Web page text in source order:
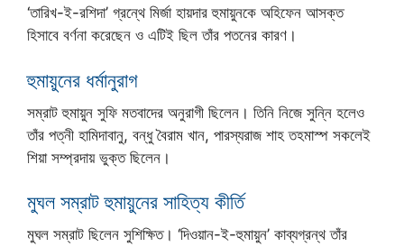
‘তারিখ-ই-রশিদা’ গ্রন্থে মির্জা হায়দার হুমায়ুনকে অহিফেন আসক্ত
হিসাবে বর্ণনা করেছেন ও এটিই ছিল তাঁর পতনের কারণ।
হুমায়ুনের ধর্মানুরাগ
সম্রাট হুমায়ুন সুফি মতবাদের অনুরাগী ছিলেন। তিনি নিজে সুন্নি হলেও
তাঁর পত্নী হামিদাবানু, বন্ধু বৈরাম খান, পারস্যরাজ শাহ তহমাস্প সকলেই
শিয়া সম্প্রদায় ভুক্ত ছিলেন।
মুঘল সম্রাট হুমায়ুনের সাহিত্য কীর্তি
মুঘল সম্রাট ছিলেন সুশিক্ষিত। ‘দিওয়ান-ই-হুমায়ুন’ কাব্যগ্রন্থ তাঁর